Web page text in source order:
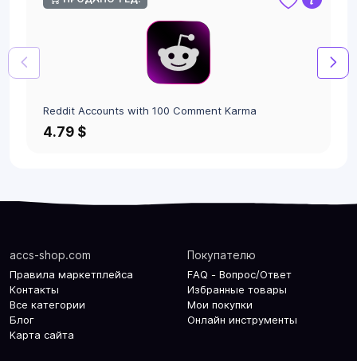
Reddit Accounts with 100 Comment Karma
4.79 $
accs-shop.com
Правила маркетплейса
Контакты
Все категории
Блог
Карта сайта
Покупателю
FAQ - Вопрос/Ответ
Избранные товары
Мои покупки
Онлайн инструменты